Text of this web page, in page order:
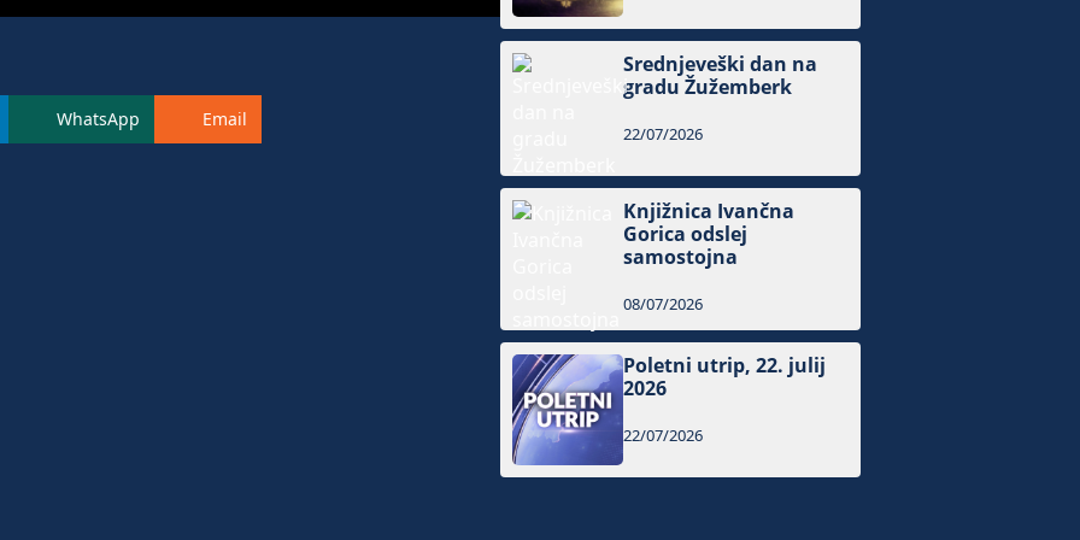
WhatsApp Email
Srednjeveški dan na
gradu Žužemberk
22/07/2026
Knjižnica Ivančna
Gorica odslej
samostojna
08/07/2026
Poletni utrip, 22. julij
2026
22/07/2026